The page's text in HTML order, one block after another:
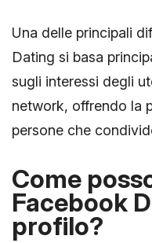
Una delle principali
Dating si basa
sugli interessi degli
network, offrendo la
persone che
Come
Facebook
profilo?